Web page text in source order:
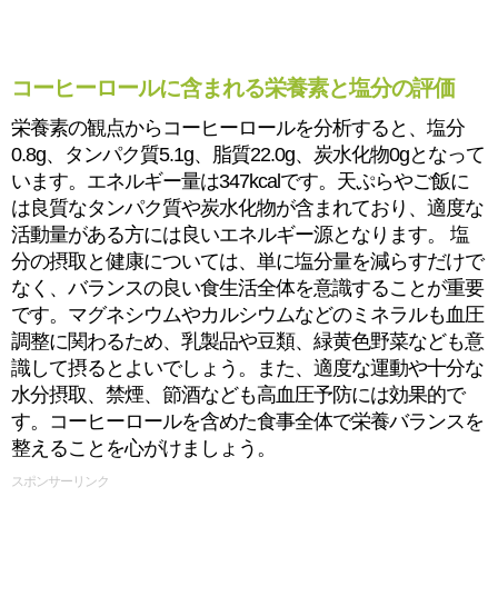
コーヒーロールに含まれる栄養素と塩分の評価
栄養素の観点からコーヒーロールを分析すると、塩分
0.8g、タンパク質5.1g、脂質22.0g、炭水化物0gとなって
います。エネルギー量は347kcalです。天ぷらやご飯に
は良質なタンパク質や炭水化物が含まれており、適度な
活動量がある方には良いエネルギー源となります。 塩
分の摂取と健康については、単に塩分量を減らすだけで
なく、バランスの良い食生活全体を意識することが重要
です。マグネシウムやカルシウムなどのミネラルも血圧
調整に関わるため、乳製品や豆類、緑黄色野菜なども意
識して摂るとよいでしょう。また、適度な運動や十分な
水分摂取、禁煙、節酒なども高血圧予防には効果的で
す。コーヒーロールを含めた食事全体で栄養バランスを
整えることを心がけましょう。
スポンサーリンク